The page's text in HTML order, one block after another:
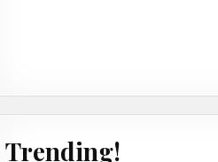
Trending!